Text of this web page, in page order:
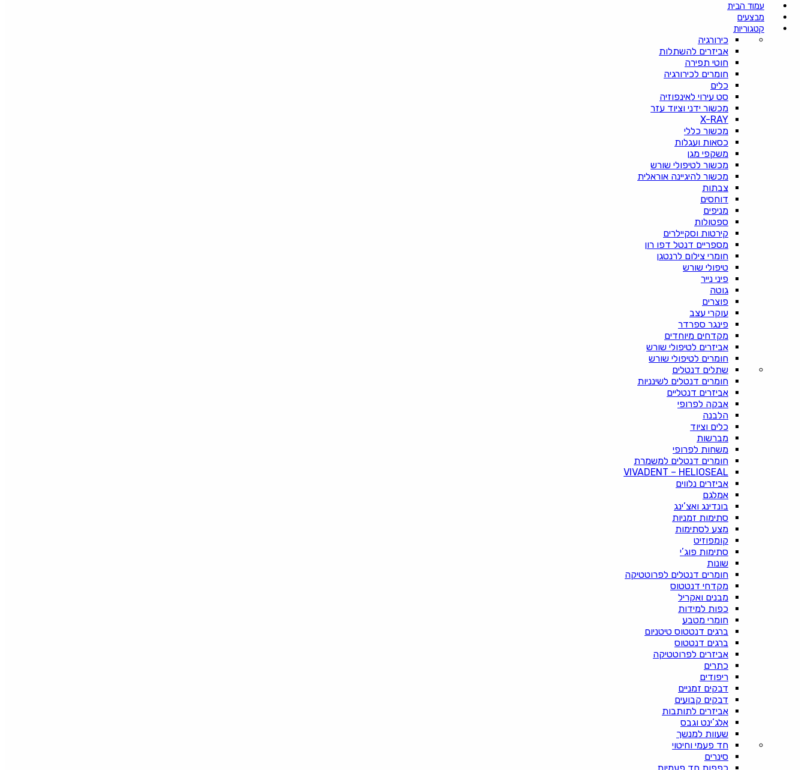
עמוד הבית
מבצעים
קטגוריות
כירורגיה
אביזרים להשתלות
חוטי תפירה
חומרים לכירורגיה
כלים
סט עירוי לאינפוזיה
מכשור ידני וציוד עזר
X-RAY
מכשור כללי
כסאות ועגלות
משקפי מגן
מכשור לטיפולי שורש
מכשור להיגיינה אוראלית
צבתות
דוחסים
מניפים
ספטולות
קירטות וסקיילרים
מספריים דנטל דפו רון
חומרי צילום לרנטגן
טיפולי שורש
פיני נייר
גוטה
פוצרים
עוקרי עצב
פינגר ספרדר
מקדחים מיוחדים
אביזרים לטיפולי שורש
חומרים לטיפולי שורש
שתלים דנטלים
חומרים דנטלים לשינניות
אביזרים דנטליים
אבקה לפרופי
הלבנה
כלים וציוד
מברשות
משחות לפרופי
חומרים דנטלים למשמרת
VIVADENT – HELIOSEAL
אביזרים נלווים
אמלגם
בונדינג ואצ’ינג
סתימות זמניות
מצע לסתימות
קומפוזיט
סתימות פוג’י
שונות
חומרים דנטלים לפרוטטיקה
מקדחי דנטטוס
מבנים ואקריל
כפות למידות
חומרי מטבע
ברגים דנטטוס טיטניום
ברגים דנטטוס
אביזרים לפרוטטיקה
כתרים
ריפודים
דבקים זמניים
דבקים קבועים
אביזרים לתותבות
אלג’ינט וגבס
שעוות למנשך
חד פעמי וחיטוי
סינרים